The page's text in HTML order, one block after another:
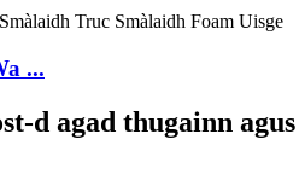
...
d agad thugainn